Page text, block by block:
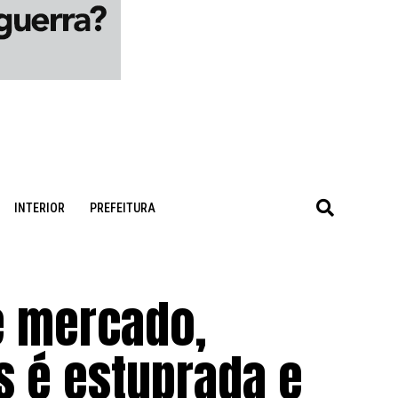
INTERIOR PREFEITURA
mercado,
é estuprada e